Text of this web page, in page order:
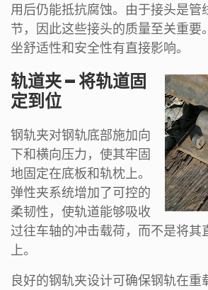
用后仍能抵抗腐蚀。由于接头是管
节，因此这些接头的质量至关重要
坐舒适性和安全性有直接影响。
轨道夹 – 将轨道固
定到位
钢轨夹对钢轨底部施加向
下和横向压力，使其牢固
地固定在底板和轨枕上。
弹性夹系统增加了可控的
柔韧性，使轨道能够吸收
过往车轴的冲击载荷，而不是将其
上。
良好的钢轨夹设计可确保钢轨在重